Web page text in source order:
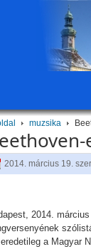
muzsika
2014. március 19.
2014.
a Magyar